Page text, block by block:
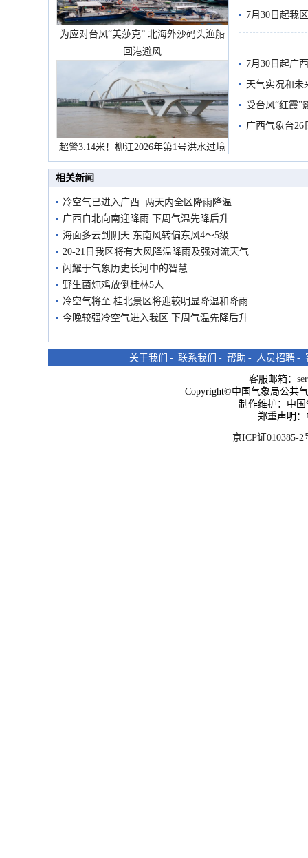
为应对台风“美莎克” 北海外沙码头渔船
回港避风
超警3.14米！柳江2026年第1号洪水过境
市民在堤岸见证汛况
7月30日起我
7月30日起广
天气实况和未
受台风“红霞”
有较强降雨
广西气象台26
相关新闻
冷空气已进入广西 两天内全区降雨降温
广西自北向南迎降雨 下周气温先降后升
海面多云到阴天 东南风转偏东风4～5级
20-21日我区将有大风降温降雨及强对流天气
闪耀于气象历史长河中的智慧
野生菌炖鸡放倒桂林5人
冷空气将至 桂北景区将迎较明显降温和降雨
今晚较强冷空气进入我区 下周气温先降后升
关于我们 - 联系我们 - 帮助 - 人员招聘 -
客服邮箱：
Copyright©中国气象局公共
制作维护：中
郑重声明
京ICP证010385-2